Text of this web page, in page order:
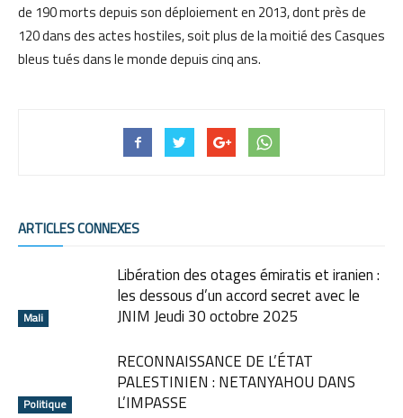
de 190 morts depuis son déploiement en 2013, dont près de
120 dans des actes hostiles, soit plus de la moitié des Casques
bleus tués dans le monde depuis cinq ans.
ARTICLES CONNEXES
Mali
Libération des otages émiratis et iranien :
les dessous d’un accord secret avec le
JNIM Jeudi 30 octobre 2025
Politique
RECONNAISSANCE DE L’ÉTAT
PALESTINIEN : NETANYAHOU DANS
L’IMPASSE